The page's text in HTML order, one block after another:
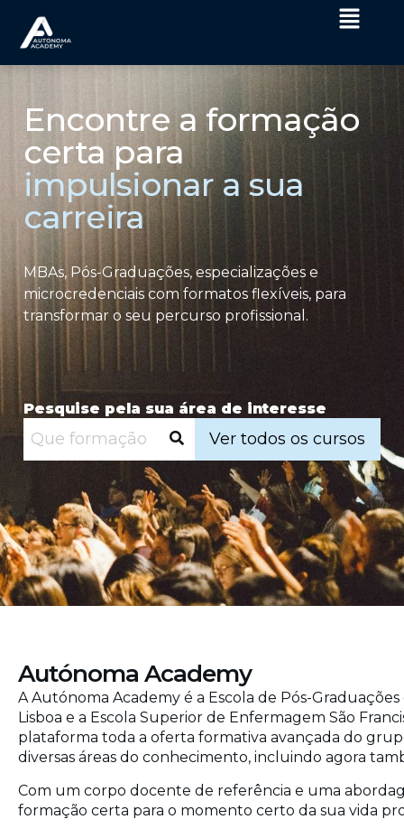
Encontre a formação
certa para
impulsionar a sua
carreira
MBAs, Pós-Graduações, especializações e
microcredenciais com formatos flexíveis, para
transformar o seu percurso profissional.
Pesquise pela sua área de interesse
Ver todos os cursos
Autónoma Academy
A Autónoma Academy é a Escola de Pós-
Lisboa e a Escola Superior de Enfermagem São
plataforma toda a oferta formativa avançada do
diversas áreas do conhecimento, incluindo agora
Com um corpo docente de referência e uma
formação certa para o momento certo da sua vida